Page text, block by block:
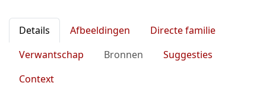
Details Afbeeldingen
Directe familie
Verwantschap
Bronnen
Suggesties
Context